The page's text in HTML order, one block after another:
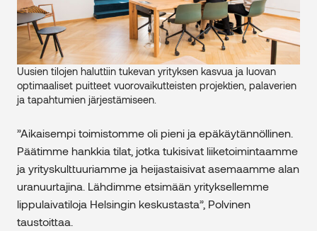
Uusien tilojen haluttiin tukevan yrityksen kasvua ja luovan
optimaaliset puitteet vuorovaikutteisten projektien, palaverien
ja tapahtumien järjestämiseen.
”Aikaisempi toimistomme oli pieni ja epäkäytännöllinen.
Päätimme hankkia tilat, jotka tukisivat liiketoimintaamme
ja yrityskulttuuriamme ja heijastaisivat asemaamme alan
uranuurtajina. Lähdimme etsimään yrityksellemme
lippulaivatiloja Helsingin keskustasta”, Polvinen
taustoittaa.